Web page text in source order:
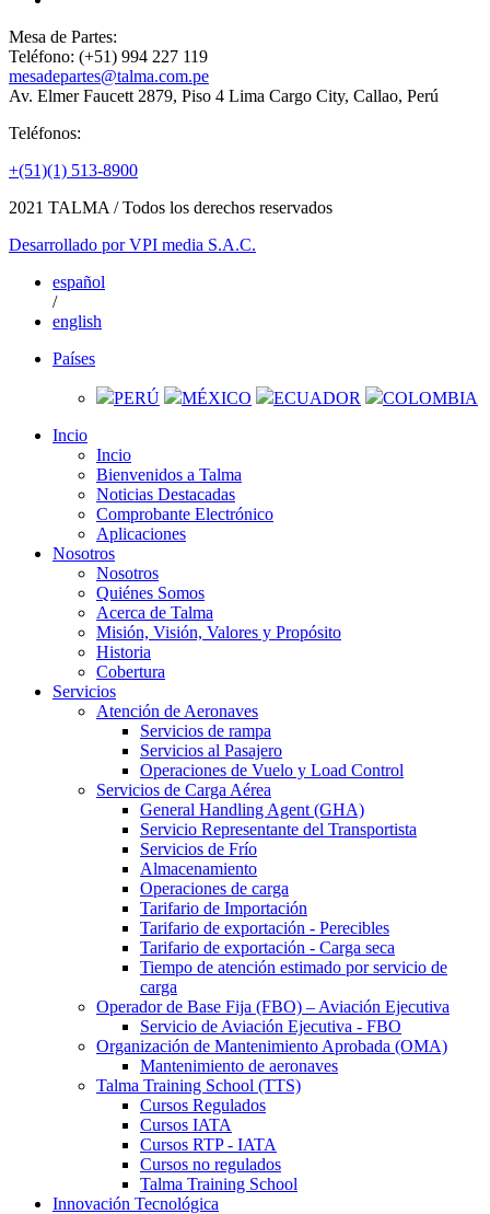
Mesa de Partes:
Teléfono: (+51) 994 227 119
mesadepartes@talma.com.pe
Av. Elmer Faucett 2879, Piso 4 Lima Cargo City, Callao, Perú
Teléfonos:
+(51)(1) 513-8900
2021 TALMA / Todos los derechos reservados
Desarrollado porVPI media S.A.C.
español
/
english
Países
PERÚ MÉXICO ECUADOR
COLOMBIA
Incio
Incio
Bienvenidos a Talma
Noticias Destacadas
Comprobante Electrónico
Aplicaciones
Nosotros
Nosotros
Quiénes Somos
Acerca de Talma
Misión, Visión, Valores y Propósito
Historia
Cobertura
Servicios
Atención de Aeronaves
Servicios de rampa
Servicios al Pasajero
Operaciones de Vuelo y Load Control
Servicios de Carga Aérea
General Handling Agent (GHA)
Servicio Representante del Transportista
Servicios de Frío
Almacenamiento
Operaciones de carga
Tarifario de Importación
Tarifario de exportación - Perecibles
Tarifario de exportación - Carga seca
Tiempo de atención estimado por servicio de
carga
Operador de Base Fija (FBO) – Aviación Ejecutiva
Servicio de Aviación Ejecutiva - FBO
Organización de Mantenimiento Aprobada (OMA)
Mantenimiento de aeronaves
Talma Training School (TTS)
Cursos Regulados
Cursos IATA
Cursos RTP - IATA
Cursos no regulados
Talma Training School
Innovación Tecnológica